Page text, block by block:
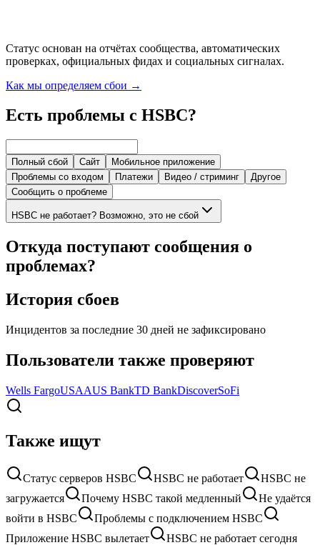
Статус основан на отчётах сообщества, автоматических
проверках, официальных фидах и социальных сигналах.
Как мы определяем сбои →
Есть проблемы с HSBC?
Полный сбой Сайт
Мобильное приложение
Проблемы со входом
Платежи Видео / стриминг
Другое
Сообщить о проблеме
HSBC не работает? Возможно, это не сбой
Откуда поступают сообщения о
проблемах?
История сбоев
Инцидентов за последние 30 дней не зафиксировано
Пользователи также проверяют
Wells FargoUSAAUS BankTD BankDiscoverSoFi
Также ищут
Статус серверов HSBC HSBC не работает
HSBC не
загружается
Почему HSBC такой медленный
Не удаётся
войти в HSBC
Проблемы с подключением HSBC
Приложение HSBC вылетает
HSBC не работает сегодня